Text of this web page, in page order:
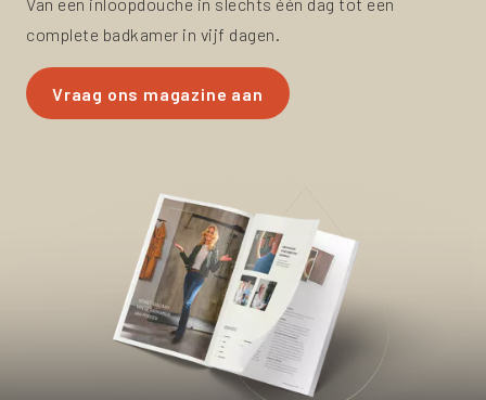
complete badkamer in vijf dagen.
Vraag ons magazine aan